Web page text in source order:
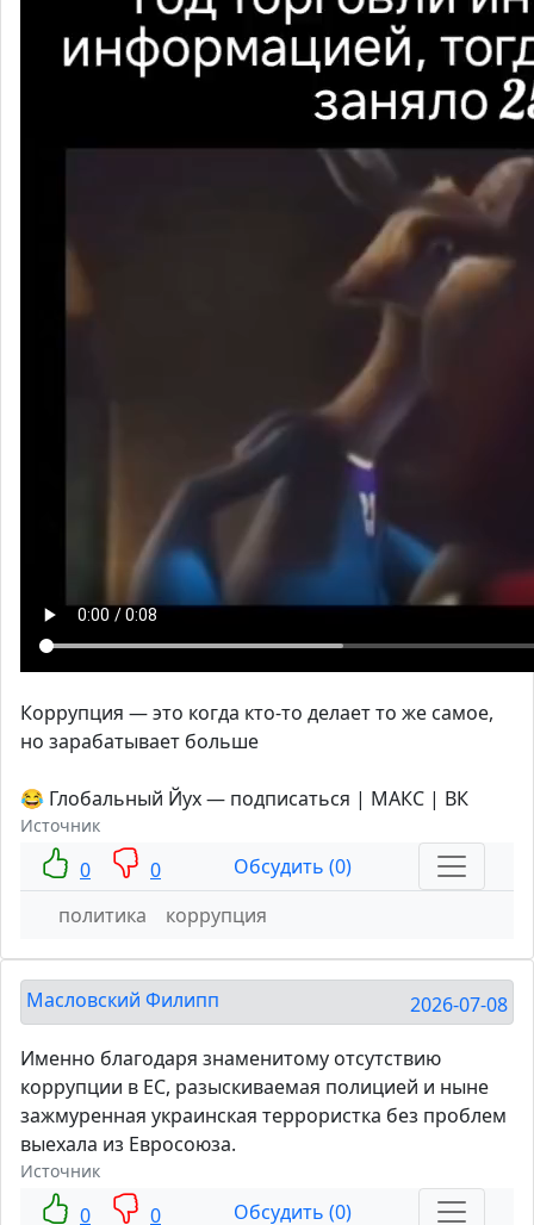
Коррупция — это когда кто-то делает то же самое,
но зарабатывает больше
😂 Глобальный Йух — подписаться | МАКС | ВК
Источник
0 0
Обсудить (0)
политика
коррупция
Масловский Филипп 2026-07-08
Именно благодаря знаменитому отсутствию
коррупции в ЕС, разыскиваемая полицией и ныне
зажмуренная украинская террористка без проблем
выехала из Евросоюза.
Источник
0 0 Обсудить (0)